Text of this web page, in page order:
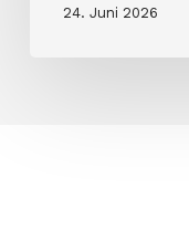
24. Juni 2026